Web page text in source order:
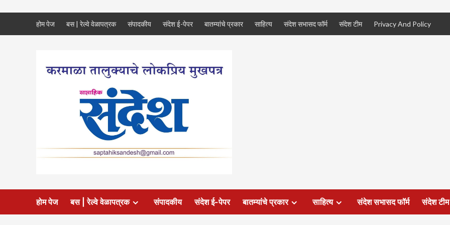
होम पेज बस | रेल्वे वेळापत्रक संपादकीय संदेश ई-पेपर बातम्यांचे प्रकार साहित्य संदेश सभासद फॉर्म संदेश टीम Privacy And Policy
होम पेज बस | रेल्वे वेळापत्रक संपादकीय संदेश ई-पेपर बातम्यांचे प्रकार साहित्य संदेश सभासद फॉर्म संदेश टीम